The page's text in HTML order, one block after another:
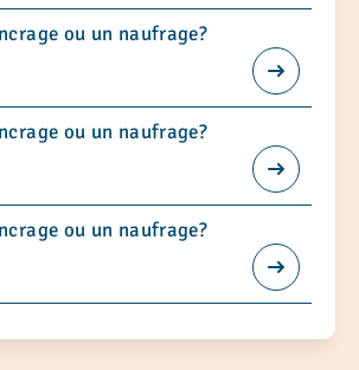
ou un naufrage?
ou un naufrage?
ou un naufrage?